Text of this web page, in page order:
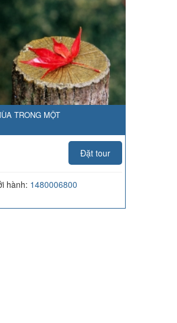
TRONG MỘT
Đặt tour
hành: 1480006800